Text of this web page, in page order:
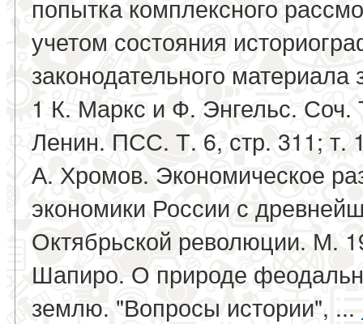
попытка комплексного
учетом состояния
законодательного
1 К. Маркс и Ф. Энгельс.
Ленин. ПСС. Т. 6, стр. 311; т.
А. Хромов. Экономическое
экономики России с
Октябрьской революции. М.
Шапиро. О природе
землю. "Вопросы истории", ...